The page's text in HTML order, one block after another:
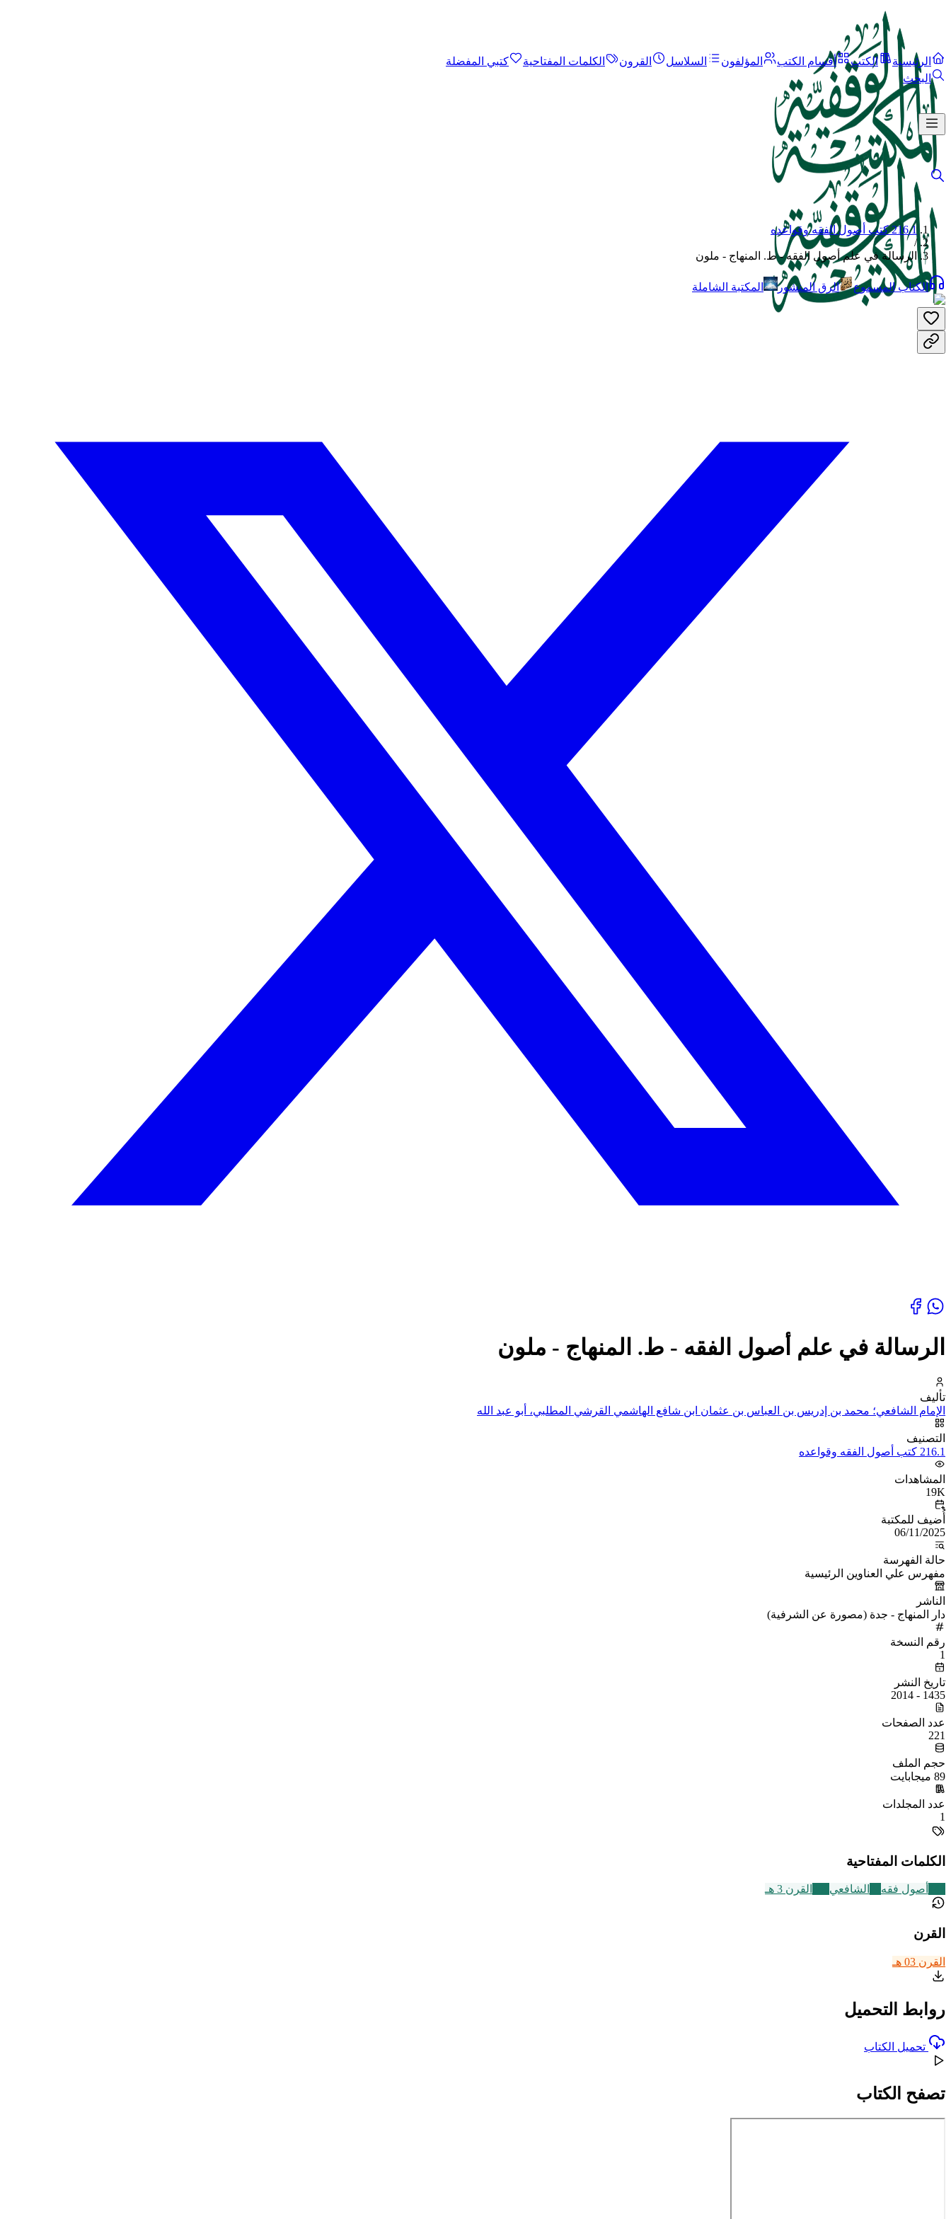
الرئيسية الكتب أقسام الكتب المؤلفون السلاسل القرون الكلمات المفتاحية
كتبي المفضلة
البحث
216.1 كتب أصول الفقه وقواعده
/
الرسالة في علم أصول الفقه - ط. المنهاج - ملون
الكتاب المسموع الرق المنشور المكتبة الشاملة
الرسالة في علم أصول الفقه - ط. المنهاج - ملون
تأليف
الإمام الشافعي؛ محمد بن إدريس بن العباس بن عثمان ابن شافع الهاشمي القرشي المطلبي، أبو عبد الله
التصنيف
216.1 كتب أصول الفقه وقواعده
المشاهدات
19K
أُضيف للمكتبة
06/11/2025
حالة الفهرسة
مفهرس علي العناوين الرئيسية
الناشر
دار المنهاج - جدة (مصورة عن الشرفية)
رقم النسخة
1
تاريخ النشر
1435 - 2014
عدد الصفحات
221
حجم الملف
89 ميجابايت
عدد المجلدات
1
الكلمات المفتاحية
أصول فقه الشافعي القرن 3 هـ
القرن
القرن 03 هـ
روابط التحميل
تحميل الكتاب
تصفح الكتاب